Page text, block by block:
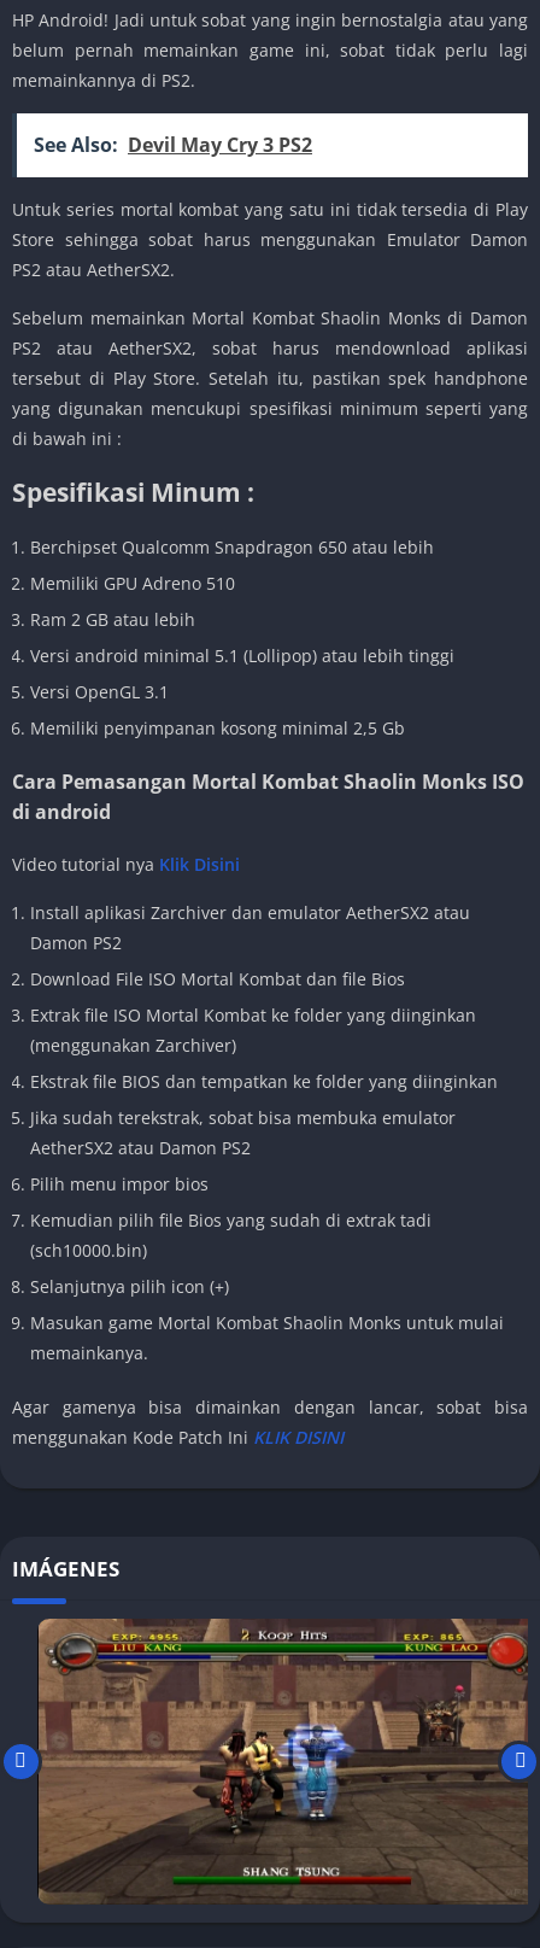
HP Android! Jadi untuk sobat yang ingin bernostalgia atau yang
belum pernah memainkan game ini, sobat tidak perlu lagi
memainkannya di PS2.
See Also: Devil May Cry 3 PS2
Untuk series mortal kombat yang satu ini tidak tersedia di Play
Store sehingga sobat harus menggunakan Emulator Damon
PS2 atau AetherSX2.
Sebelum memainkan Mortal Kombat Shaolin Monks di Damon
PS2 atau AetherSX2, sobat harus mendownload aplikasi
tersebut di Play Store. Setelah itu, pastikan spek handphone
yang digunakan mencukupi spesifikasi minimum seperti yang
di bawah ini :
Spesifikasi Minum :
Berchipset Qualcomm Snapdragon 650 atau lebih
Memiliki GPU Adreno 510
Ram 2 GB atau lebih
Versi android minimal 5.1 (Lollipop) atau lebih tinggi
Versi OpenGL 3.1
Memiliki penyimpanan kosong minimal 2,5 Gb
Cara Pemasangan Mortal Kombat Shaolin Monks ISO
di android
Video tutorial nya Klik Disini
Install aplikasi Zarchiver dan emulator AetherSX2 atau
Damon PS2
Download File ISO Mortal Kombat dan file Bios
Extrak file ISO Mortal Kombat ke folder yang diinginkan
(menggunakan Zarchiver)
Ekstrak file BIOS dan tempatkan ke folder yang diinginkan
Jika sudah terekstrak, sobat bisa membuka emulator
AetherSX2 atau Damon PS2
Pilih menu impor bios
Kemudian pilih file Bios yang sudah di extrak tadi
(sch10000.bin)
Selanjutnya pilih icon (+)
Masukan game Mortal Kombat Shaolin Monks untuk mulai
memainkanya.
Agar gamenya bisa dimainkan dengan lancar, sobat bisa
menggunakan Kode Patch Ini KLIK DISINI
IMÁGENES